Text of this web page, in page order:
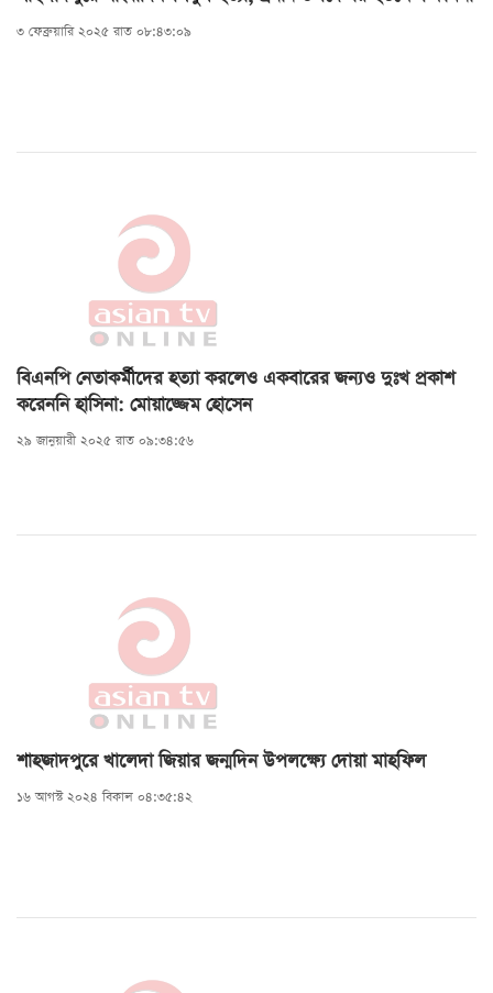
৩ ফেব্রুয়ারি ২০২৫ রাত ০৮:৪৩:০৯
বিএনপি নেতাকর্মীদের হত্যা করলেও একবারের জন্যও দুঃখ প্রকাশ
করেননি হাসিনা: মোয়াজ্জেম হোসেন
২৯ জানুয়ারী ২০২৫ রাত ০৯:৩৪:৫৬
শাহজাদপুরে খালেদা জিয়ার জন্মদিন উপলক্ষ্যে দোয়া মাহফিল
১৬ আগস্ট ২০২৪ বিকাল ০৪:৩৫:৪২